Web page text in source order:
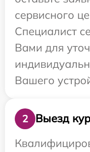
сервисного
Специалист
Вами для
Вашего
2
Выезд